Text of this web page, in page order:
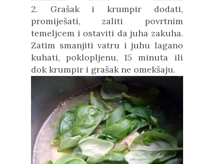
2. Grašak i krumpir dodati,
promiješati, zaliti povrtnim
temeljcem i ostaviti da juha zakuha.
Zatim smanjiti vatru i juhu lagano
kuhati, poklopljenu, 15 minuta ili
dok krumpir i grašak ne omekšaju.